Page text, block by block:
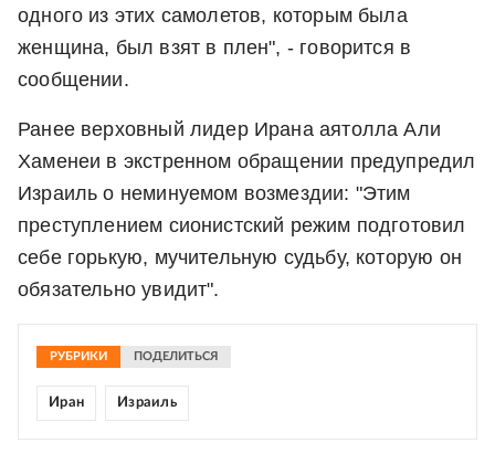
одного из этих самолетов, которым была
женщина, был взят в плен", - говорится в
сообщении.
Ранее верховный лидер Ирана аятолла Али
Хаменеи в экстренном обращении предупредил
Израиль о неминуемом возмездии: "Этим
преступлением сионистский режим подготовил
себе горькую, мучительную судьбу, которую он
обязательно увидит".
РУБРИКИ ПОДЕЛИТЬСЯ
Иран Израиль